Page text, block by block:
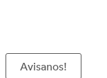
Avisanos!